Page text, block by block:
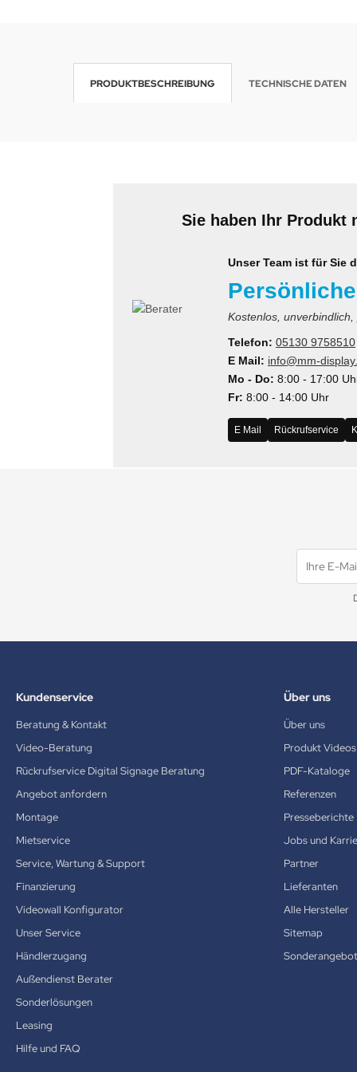
PRODUKTBESCHREIBUNG TECHNISCHE DATEN
Sie haben Ihr Produkt
Unser Team ist für Sie
Kostenlos,
Telefon: 05130 9758510
E Mail: info@mm-
Mo - Do: 8:00 - 17:00
Fr: 8:00 - 14:00 Uhr
E Mail Rückrufservice
Kundenservice
Beratung & Kontakt
Video-Beratung
Rückrufservice Digital Signage Beratung
Angebot anfordern
Montage
Mietservice
Service, Wartung & Support
Finanzierung
Videowall Konfigurator
Unser Service
Händlerzugang
Außendienst Berater
Sonderlösungen
Leasing
Hilfe und FAQ
Über uns
Über uns
Produkt Videos
PDF-Kataloge
Referenzen
Presseberichte
Jobs und
Partner
Lieferanten
Alle Hersteller
Sitemap